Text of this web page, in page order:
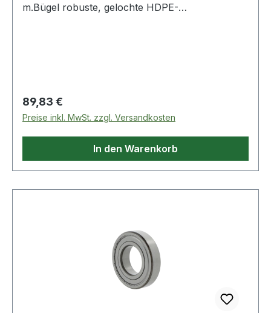
m.Bügel robuste, gelochte HDPE-
Regulärer Preis:
89,83 €
Preise inkl. MwSt. zzgl. Versandkosten
In den Warenkorb